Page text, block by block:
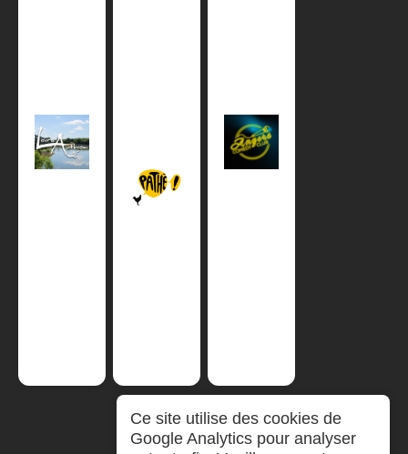
Ce site utilise des cookies de
Google Analytics pour analyser